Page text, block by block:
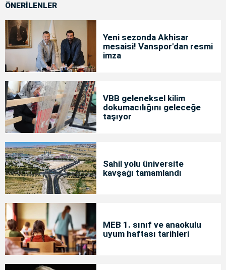
ÖNERİLENLER
Yeni sezonda Akhisar
mesaisi! Vanspor'dan resmi
imza
VBB geleneksel kilim
dokumacılığını geleceğe
taşıyor
Sahil yolu üniversite
kavşağı tamamlandı
MEB 1. sınıf ve anaokulu
uyum haftası tarihleri